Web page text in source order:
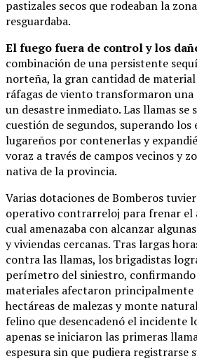
pastizales secos que rodeaban la
resguardaba.
El fuego fuera de control y los
combinación de una persistente
norteña, la gran cantidad de
ráfagas de viento transformaron
un desastre inmediato. Las llamas
cuestión de segundos, superando los
lugareños por contenerlas y
voraz a través de campos vecinos y
nativa de la provincia.
Varias dotaciones de Bomberos
operativo contrarreloj para frenar el
cual amenazaba con alcanzar
y viviendas cercanas. Tras largas
contra las llamas, los brigadistas
perímetro del siniestro, confirmando
materiales afectaron principalmente
hectáreas de malezas y monte
felino que desencadenó el incidente
apenas se iniciaron las primeras
espesura sin que pudiera registrarse